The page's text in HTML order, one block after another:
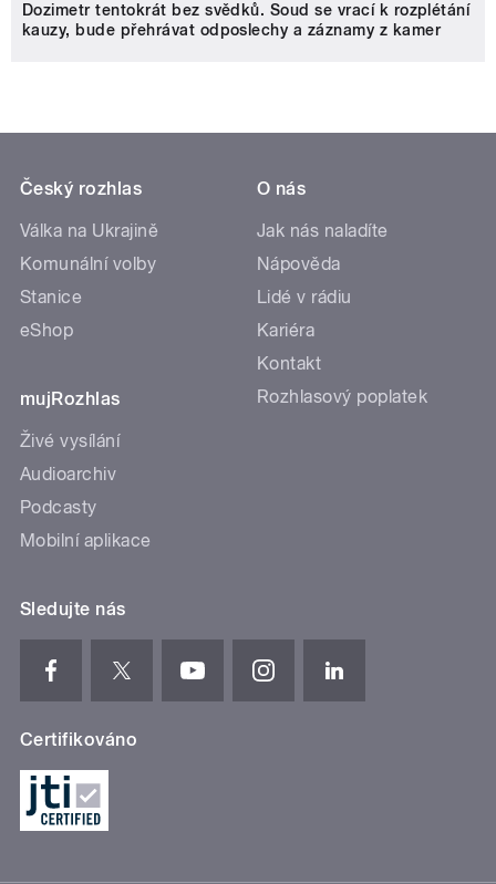
Dozimetr tentokrát bez svědků. Soud se vrací k rozplétání
kauzy, bude přehrávat odposlechy a záznamy z kamer
Český rozhlas
Válka na Ukrajině
Komunální volby
Stanice
eShop
mujRozhlas
Živé vysílání
Audioarchiv
Podcasty
Mobilní aplikace
O nás
Jak nás naladíte
Nápověda
Lidé v rádiu
Kariéra
Kontakt
Rozhlasový poplatek
Sledujte nás
Certifikováno